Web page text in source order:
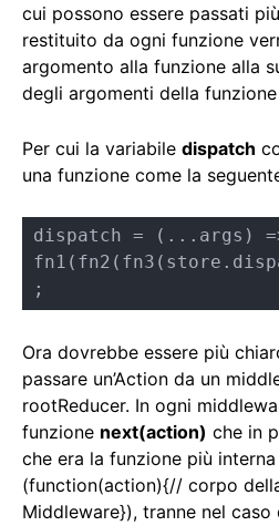
cui possono essere passati
restituito da ogni funzione
argomento alla funzione alla
degli argomenti della
Per cui la variabile dispatch
una funzione come la
dispatch = (...args)
;
Ora dovrebbe essere più
passare un’Action da un
rootReducer. In ogni
funzione next(action) che in
che era la funzione più
(function(action){// corpo
Middleware}), tranne nel caso